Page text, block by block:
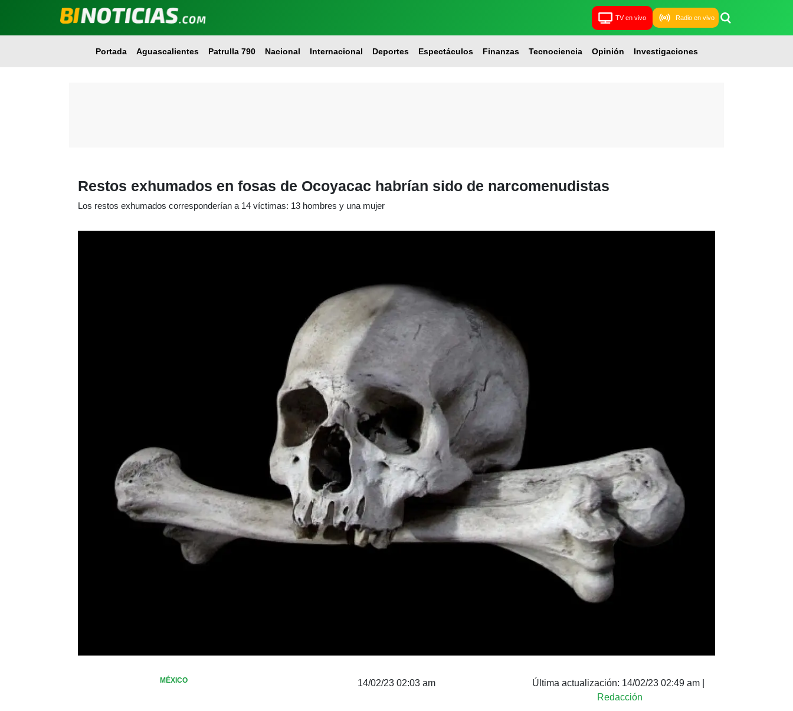
TV en vivo Radio en vivo
Portada Aguascalientes Patrulla 790 Nacional Internacional Deportes Espectáculos Finanzas Tecnociencia Opinión Investigaciones
Restos exhumados en fosas de Ocoyacac habrían sido de narcomenudistas
Los restos exhumados corresponderían a 14 víctimas: 13 hombres y una mujer
MÉXICO 14/02/23 02:03 am Última actualización: 14/02/23 02:49 am
Redacción